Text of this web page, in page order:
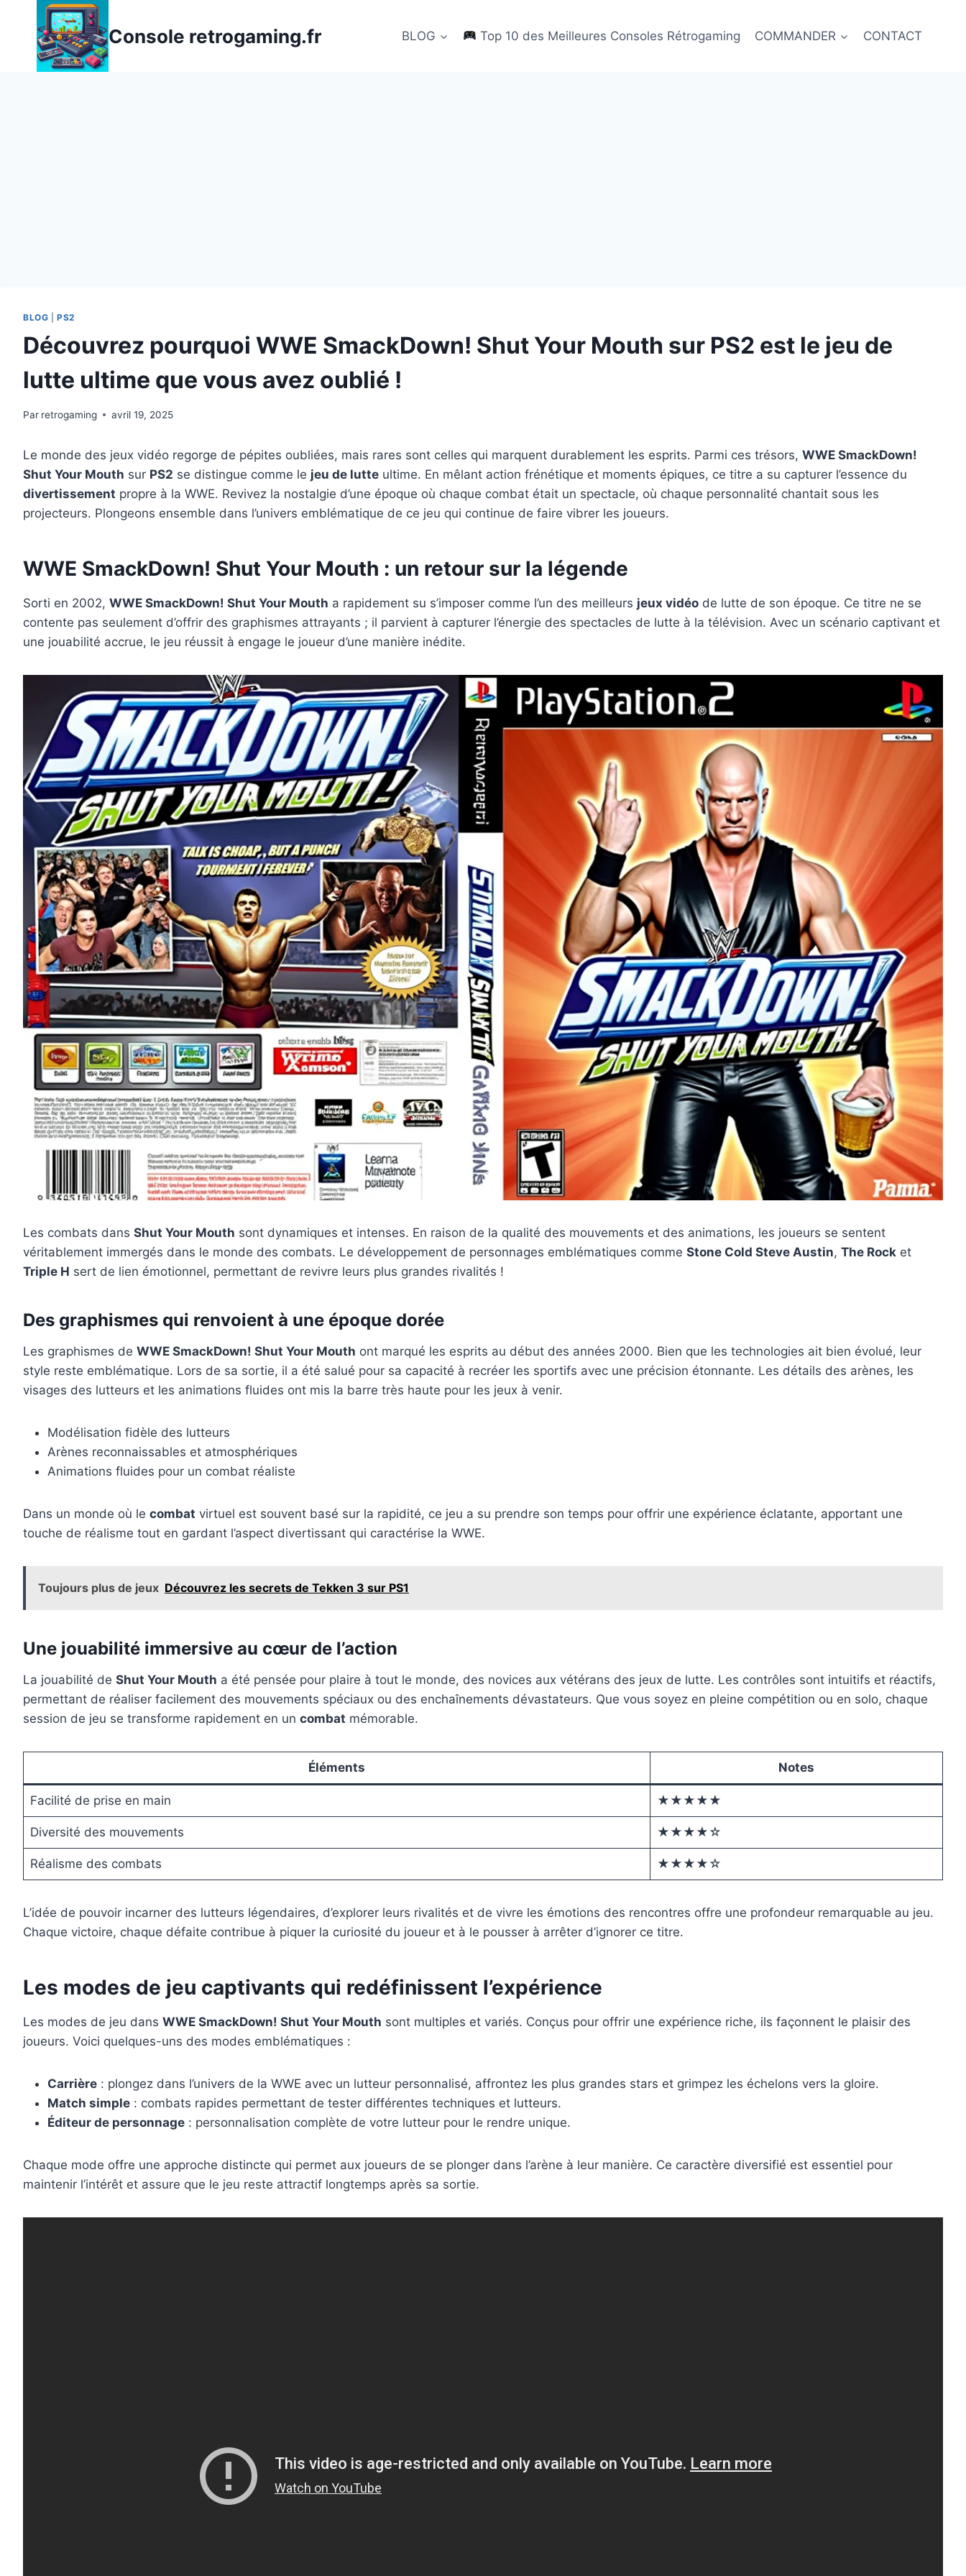
contenu
Console retrogaming.fr BLOG Top 10 des Meilleures Consoles Rétrogaming COMMANDER CONTACT
BLOG |PS2
Découvrez pourquoi WWE SmackDown! Shut Your Mouth sur PS2 est le jeu de
lutte ultime que vous avez oublié !
Par retrogaming avril 19, 2025
Le monde des jeux vidéo regorge de pépites oubliées, mais rares sont celles qui marquent durablement les esprits. Parmi ces trésors, WWE SmackDown!
Shut Your Mouth sur PS2 se distingue comme le jeu de lutte ultime. En mêlant action frénétique et moments épiques, ce titre a su capturer l’essence du
divertissement propre à la WWE. Revivez la nostalgie d’une époque où chaque combat était un spectacle, où chaque personnalité chantait sous les
projecteurs. Plongeons ensemble dans l’univers emblématique de ce jeu qui continue de faire vibrer les joueurs.
WWE SmackDown! Shut Your Mouth : un retour sur la légende
Sorti en 2002, WWE SmackDown! Shut Your Mouth a rapidement su s’imposer comme l’un des meilleurs jeux vidéo de lutte de son époque. Ce titre ne se
contente pas seulement d’offrir des graphismes attrayants ; il parvient à capturer l’énergie des spectacles de lutte à la télévision. Avec un scénario captivant et
une jouabilité accrue, le jeu réussit à engage le joueur d’une manière inédite.
Les combats dans Shut Your Mouth sont dynamiques et intenses. En raison de la qualité des mouvements et des animations, les joueurs se sentent
véritablement immergés dans le monde des combats. Le développement de personnages emblématiques comme Stone Cold Steve Austin, The Rock et
Triple H sert de lien émotionnel, permettant de revivre leurs plus grandes rivalités !
Des graphismes qui renvoient à une époque dorée
Les graphismes de WWE SmackDown! Shut Your Mouth ont marqué les esprits au début des années 2000. Bien que les technologies ait bien évolué, leur
style reste emblématique. Lors de sa sortie, il a été salué pour sa capacité à recréer les sportifs avec une précision étonnante. Les détails des arènes, les
visages des lutteurs et les animations fluides ont mis la barre très haute pour les jeux à venir.
Modélisation fidèle des lutteurs
Arènes reconnaissables et atmosphériques
Animations fluides pour un combat réaliste
Dans un monde où le combat virtuel est souvent basé sur la rapidité, ce jeu a su prendre son temps pour offrir une expérience éclatante, apportant une
touche de réalisme tout en gardant l’aspect divertissant qui caractérise la WWE.
Toujours plus de jeux Découvrez les secrets de Tekken 3 sur PS1
Une jouabilité immersive au cœur de l’action
La jouabilité de Shut Your Mouth a été pensée pour plaire à tout le monde, des novices aux vétérans des jeux de lutte. Les contrôles sont intuitifs et réactifs,
permettant de réaliser facilement des mouvements spéciaux ou des enchaînements dévastateurs. Que vous soyez en pleine compétition ou en solo, chaque
session de jeu se transforme rapidement en un combat mémorable.
Éléments Notes
Facilité de prise en main ★★★★★
Diversité des mouvements ★★★★☆
Réalisme des combats ★★★★☆
L’idée de pouvoir incarner des lutteurs légendaires, d’explorer leurs rivalités et de vivre les émotions des rencontres offre une profondeur remarquable au jeu.
Chaque victoire, chaque défaite contribue à piquer la curiosité du joueur et à le pousser à arrêter d’ignorer ce titre.
Les modes de jeu captivants qui redéfinissent l’expérience
Les modes de jeu dans WWE SmackDown! Shut Your Mouth sont multiples et variés. Conçus pour offrir une expérience riche, ils façonnent le plaisir des
joueurs. Voici quelques-uns des modes emblématiques :
Carrière : plongez dans l’univers de la WWE avec un lutteur personnalisé, affrontez les plus grandes stars et grimpez les échelons vers la gloire.
Match simple : combats rapides permettant de tester différentes techniques et lutteurs.
Éditeur de personnage : personnalisation complète de votre lutteur pour le rendre unique.
Chaque mode offre une approche distincte qui permet aux joueurs de se plonger dans l’arène à leur manière. Ce caractère diversifié est essentiel pour
maintenir l’intérêt et assure que le jeu reste attractif longtemps après sa sortie.